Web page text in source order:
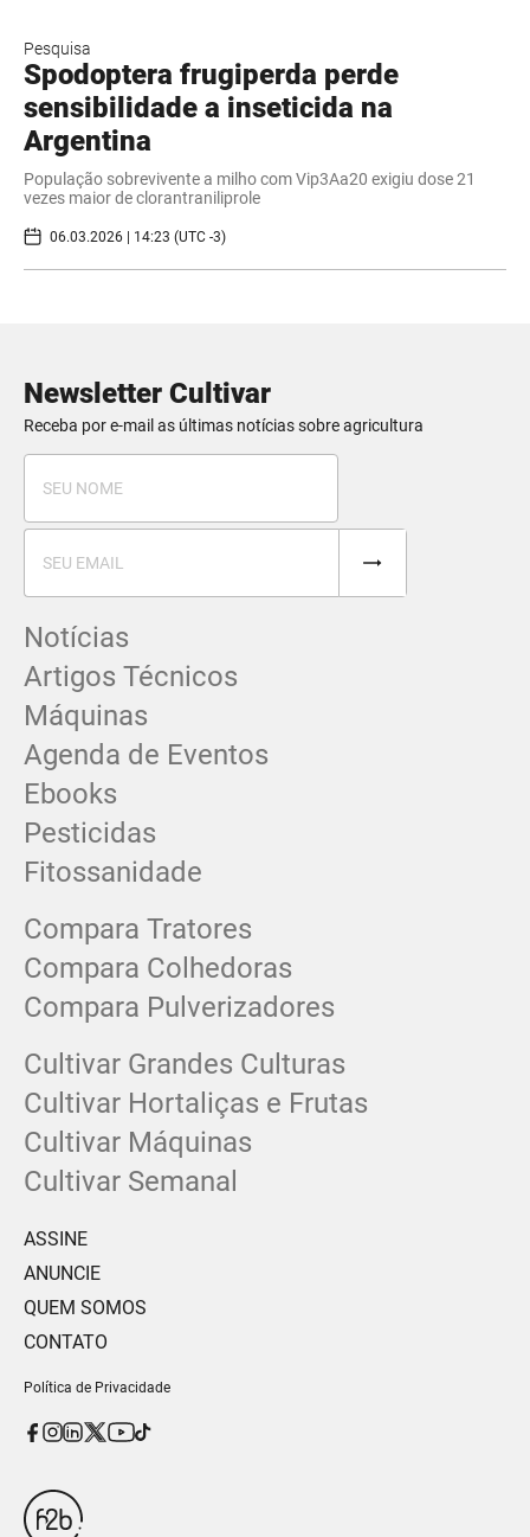
Pesquisa
Spodoptera frugiperda perde
sensibilidade a inseticida na
Argentina
População sobrevivente a milho com Vip3Aa20 exigiu dose 21
vezes maior de clorantraniliprole
06.03.2026 | 14:23 (UTC -3)
Newsletter Cultivar
Receba por e-mail as últimas notícias sobre agricultura
Notícias
Artigos Técnicos
Máquinas
Agenda de Eventos
Ebooks
Pesticidas
Fitossanidade
Compara Tratores
Compara Colhedoras
Compara Pulverizadores
Cultivar Grandes Culturas
Cultivar Hortaliças e Frutas
Cultivar Máquinas
Cultivar Semanal
ASSINE
ANUNCIE
QUEM SOMOS
CONTATO
Política de Privacidade